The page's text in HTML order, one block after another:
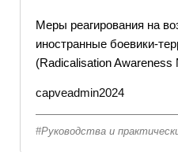
Меры реагирования на
иностранные боевики-
(Radicalisation Awareness
capveadmin2024
Руководства и